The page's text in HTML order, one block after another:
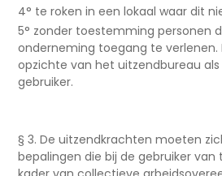
4° te roken in een lokaal waar dit
5° zonder toestemming personen
onderneming toegang te verlenen.
opzichte van het uitzendbureau
gebruiker.
§ 3. De uitzendkrachten moeten
bepalingen die bij de gebruiker van